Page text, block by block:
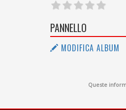
PANNELLO
MODIFICA ALBUM
Queste